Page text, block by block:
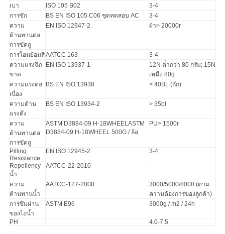
เบา ISO 105 B02
3-4
การซัก
BS EN ISO 105 C06 ชุดทดสอบ AC
3-4
ความ
ต้านทานต่อ
การขัดถู
EN ISO 12947-2 ผ้า> 20000r
การโอนย้อมสีAATCC 163
3-4
ความแรงฉีก
ขาด
EN ISO 13937-1 12N ต่ำกว่า 80 กรัม; 15N
เหนือ 80g
ความแรงต่อ
เนื่อง
BS EN ISO 13938 > 40BL (ถัก)
ความต้าน
แรงดึง
BS EN ISO 13934-2 > 35bl
ความ
ต้านทานต่อ
การขัดถู
ASTM D3884-09 H-18WHEELASTM
D3884-09 H-18WHEEL 500G / ล้อ
PU> 1500r
Pilling
Resistance
EN ISO 12945-2 3-4
Repellency
น้ำ
AATCC-22-2010
ความ
ต้านทานน้ำ
AATCC-127-2008
3000/5000/8000 (ตาม
ความต้องการของลูกค้า)
การซึมผ่าน
ของไอน้ำ
ASTM E96 3000g / m2 / 24h
PH 4.0-7.5